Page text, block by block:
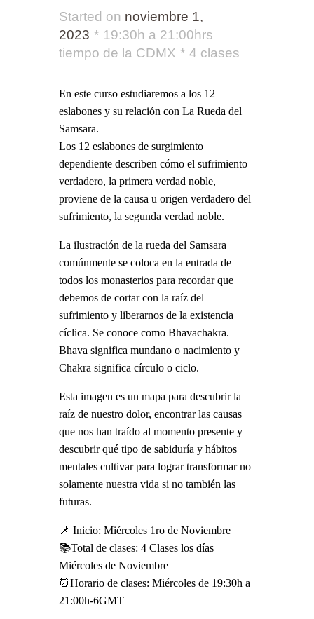
Started on noviembre 1,
2023
19:30h a 21:00hrs
tiempo de la CDMX
4 clases
En este curso estudiaremos a los 12
eslabones y su relación con La Rueda del
Samsara.
Los 12 eslabones de surgimiento
dependiente describen cómo el sufrimiento
verdadero, la primera verdad noble,
proviene de la causa u origen verdadero del
sufrimiento, la segunda verdad noble.
La ilustración de la rueda del Samsara
comúnmente se coloca en la entrada de
todos los monasterios para recordar que
debemos de cortar con la raíz del
sufrimiento y liberarnos de la existencia
cíclica. Se conoce como Bhavachakra.
Bhava significa mundano o nacimiento y
Chakra significa círculo o ciclo.
Esta imagen es un mapa para descubrir la
raíz de nuestro dolor, encontrar las causas
que nos han traído al momento presente y
descubrir qué tipo de sabiduría y hábitos
mentales cultivar para lograr transformar no
solamente nuestra vida si no también las
futuras.
📌 Inicio: Miércoles 1ro de Noviembre
📚Total de clases: 4 Clases los días
Miércoles de Noviembre
⏰Horario de clases: Miércoles de 19:30h a
21:00h-6GMT